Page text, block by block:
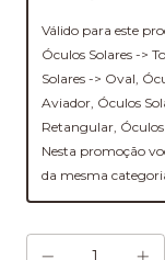
Válido para este
Óculos Solares ->
Solares -> Oval,
Aviador, Óculos
Retangular, Óculos
Nesta promoção
da mesma